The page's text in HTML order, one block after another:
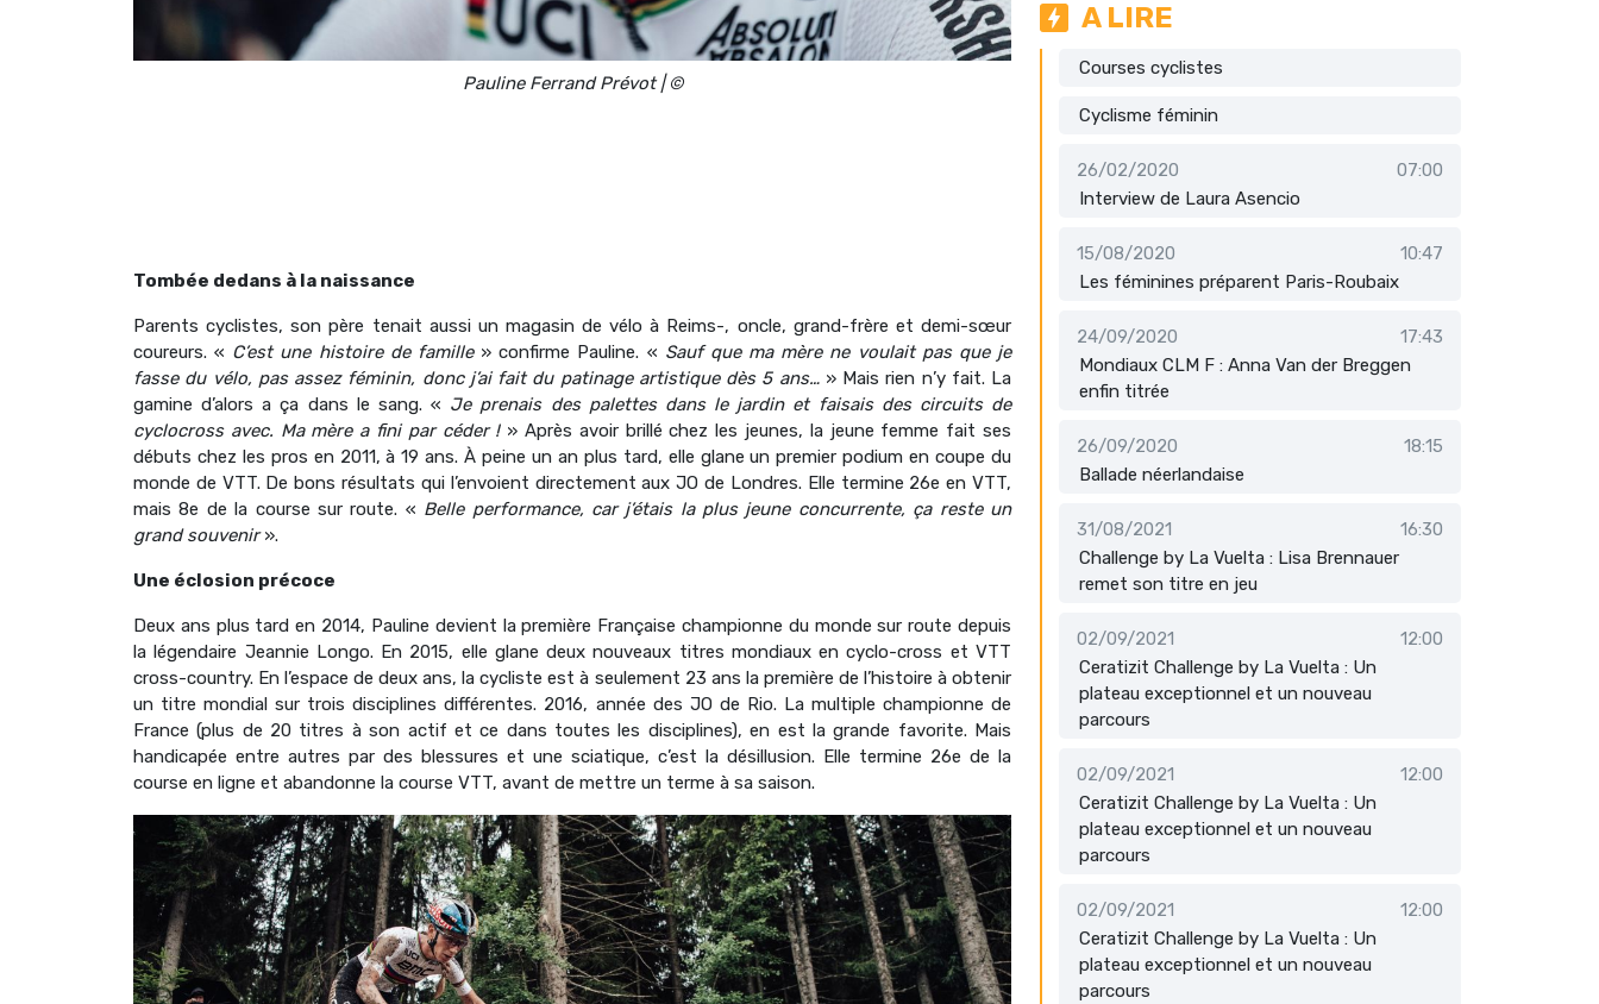
Pauline Ferrand Prévot | ©
Tombée dedans à la naissance
Parents cyclistes, son père tenait aussi un magasin de vélo à Reims-, oncle, grand-frère et demi-sœur
coureurs. « C’est une histoire de famille » confirme Pauline. « Sauf que ma mère ne voulait pas que je
fasse du vélo, pas assez féminin, donc j’ai fait du patinage artistique dès 5 ans… » Mais rien n’y fait. La
gamine d’alors a ça dans le sang. « Je prenais des palettes dans le jardin et faisais des circuits de
cyclocross avec. Ma mère a fini par céder ! » Après avoir brillé chez les jeunes, la jeune femme fait ses
débuts chez les pros en 2011, à 19 ans. À peine un an plus tard, elle glane un premier podium en coupe du
monde de VTT. De bons résultats qui l’envoient directement aux JO de Londres. Elle termine 26een VTT,
mais 8e de la course sur route. « Belle performance, car j’étais la plus jeune concurrente, ça reste un
grand souvenir».
Une éclosion précoce
Deux ans plus tard en 2014, Pauline devient la première Française championne du monde sur route depuis
la légendaire Jeannie Longo. En 2015, elle glane deux nouveaux titres mondiaux en cyclo-cross et VTT
cross-country. En l’espace de deux ans, la cycliste est à seulement 23 ans la première de l’histoire à obtenir
un titre mondial sur trois disciplines différentes. 2016, année des JO de Rio. La multiple championne de
France (plus de 20 titres à son actif et ce dans toutes les disciplines), en est la grande favorite. Mais
handicapée entre autres par des blessures et une sciatique, c’est la désillusion. Elle termine 26e de la
course en ligne et abandonne la course VTT, avant de mettre un terme à sa saison.
A LIRE
Courses cyclistes
Cyclisme féminin
26/02/2020
07:00
Interview de Laura Asencio
15/08/2020
10:47
Les féminines préparent Paris-Roubaix
24/09/2020
17:43
Mondiaux CLM F : Anna Van der Breggen
enfin titrée
26/09/2020
18:15
Ballade néerlandaise
31/08/2021
16:30
Challenge by La Vuelta : Lisa Brennauer
remet son titre en jeu
02/09/2021
12:00
Ceratizit Challenge by La Vuelta : Un
plateau exceptionnel et un nouveau
parcours
02/09/2021
12:00
Ceratizit Challenge by La Vuelta : Un
plateau exceptionnel et un nouveau
parcours
02/09/2021
12:00
Ceratizit Challenge by La Vuelta : Un
plateau exceptionnel et un nouveau
parcours